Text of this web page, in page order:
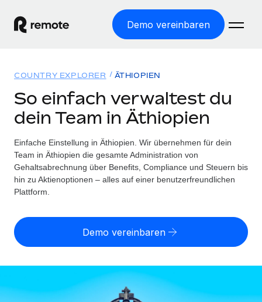
Demo vereinbaren
WELTWEITE BESCHÄFTIGUNG
Globale Payroll
Einfache, rechtssicher Payroll
Employer of Record
Weltweites Wachstum ohne Kosten für Niederlassungen
Contractor of Record
Rechtssichere, weltweite Arbeit mit Freelancer:innen
Globales Onboarding und Verwalten von
Freelancer:innen
Lösungen
WELTWEITE ABDECKUNG
Country Explorer
Länderspezifische Unterstützung bei der Einstellung
Einfache Einstellung in allen US-Bundesstaaten
WACHSTUMSPHASE
Ressourcen
TOOLS UND RECHNER
Scheinselbstständigkeitsrisiko berechnen
Personalkostenrechner
Gesamtbeschäftigungskosten
Honorarzahlungen berechnen
Preise
Nederlands Anmelden
COUNTRY EXPLORER ÄTHIOPIEN
So einfach verwaltest du
dein Team in Äthiopien
Einfache Einstellung in Äthiopien. Wir übernehmen für dein
Team in Äthiopien die gesamte Administration von
Gehaltsabrechnung über Benefits, Compliance und Steuern bis
hin zu Aktienoptionen – alles auf einer benutzerfreundlichen
Plattform.
Demo vereinbaren